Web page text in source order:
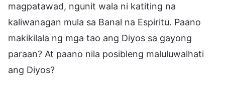
magpatawad, ngunit wala ni katiting na
kaliwanagan mula sa Banal na Espiritu. Paano
makikilala ng mga tao ang Diyos sa gayong
paraan? At paano nila posibleng maluluwalhati
ang Diyos?